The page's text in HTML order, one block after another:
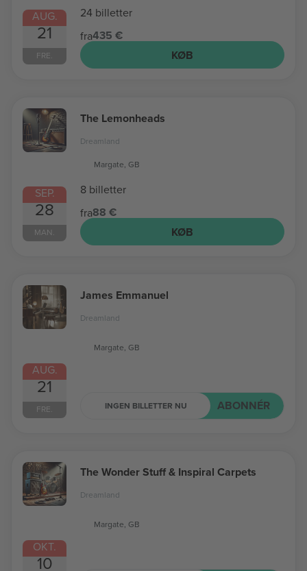
AUG.
21
FRE.
24 billetter
fra435 €
KØB
SEP.
28
MAN.
The Lemonheads
Dreamland
Margate, GB
8 billetter
fra88 €
KØB
AUG.
21
FRE.
James Emmanuel
Dreamland
Margate, GB
INGEN BILLETTER NU ABONNÉR
OKT.
10
The Wonder Stuff & Inspiral Carpets
Dreamland
Margate, GB